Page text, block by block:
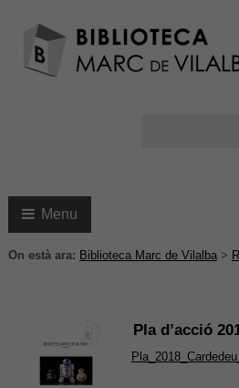
Menu
On està ara: Biblioteca Marc de Vilalba>
Pla d’acció